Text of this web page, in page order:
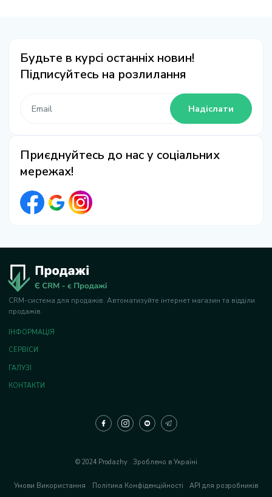
Будьте в курсі останніх новин!
Підписуйтесь на розлилання
Надіслати
Приєднуйтесь до нас у соціальних
мережах!
CRM-система для продажів. Автоматизуйте інтернет магазин та відділи
продажів.
ІНФОРМАЦІЯ
СЕРВІСИ
ГАЛУЗІ
КОНТАКТИ
© 2024 Prodazhy . Зроблено в Україні
Умови Використання Політика Конфіденційності API для розробників